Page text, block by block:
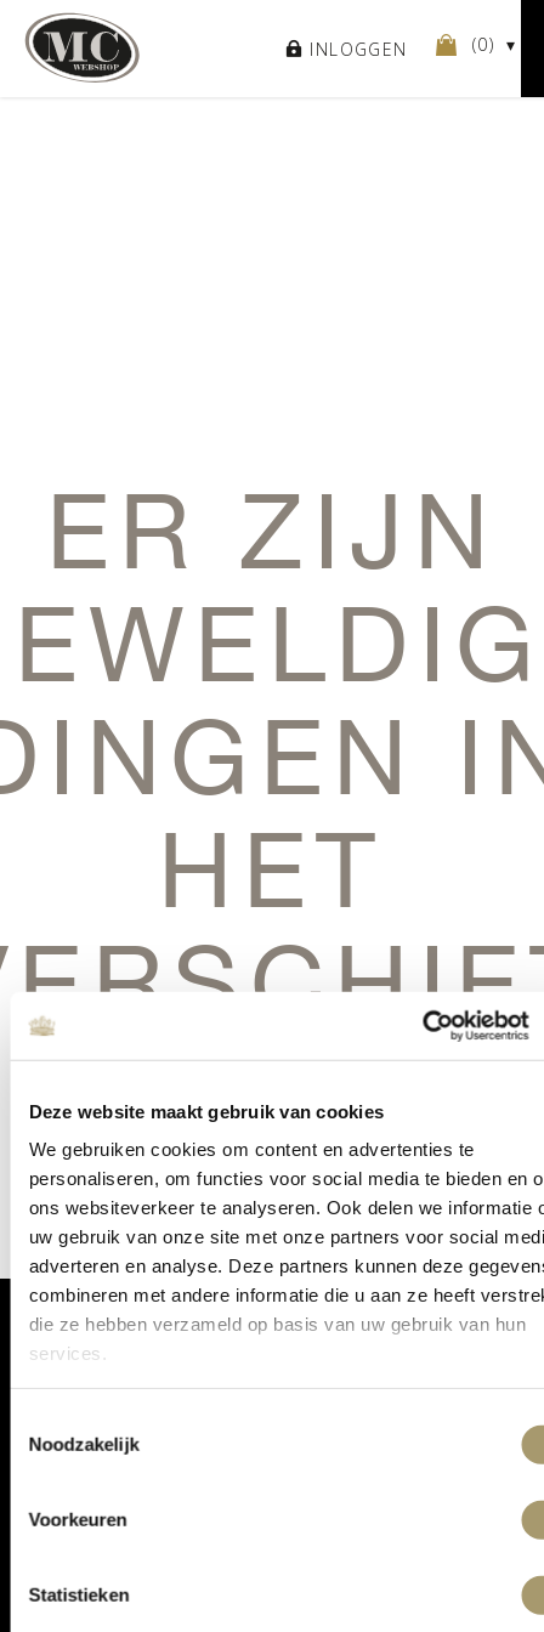
Deze website maakt gebruik van cookies
We gebruiken cookies om content en advertenties te
personaliseren, om functies voor social media te bieden en
ons websiteverkeer te analyseren. Ook delen we informatie
uw gebruik van onze site met onze partners voor social
adverteren en analyse. Deze partners kunnen deze
combineren met andere informatie die u aan ze heeft
die ze hebben verzameld op basis van uw gebruik van hun
services.
Noodzakelijk
Voorkeuren
Statistieken
INLOGGEN (0)
ER ZIJN
HET
gebouwd en zal binnenkort online komen!